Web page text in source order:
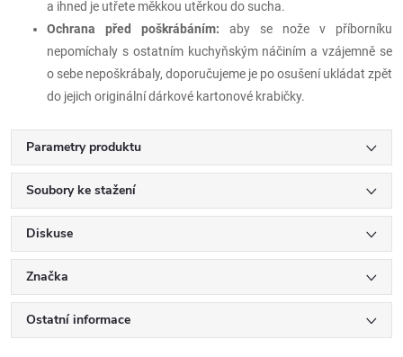
a ihned je utřete měkkou utěrkou do sucha.
Ochrana před poškrábáním: aby se nože v příborníku
nepomíchaly s ostatním kuchyňským náčiním a vzájemně se
o sebe nepoškrábaly, doporučujeme je po osušení ukládat zpět
do jejich originální dárkové kartonové krabičky.
Parametry produktu
Soubory ke stažení
Diskuse
Značka
Ostatní informace